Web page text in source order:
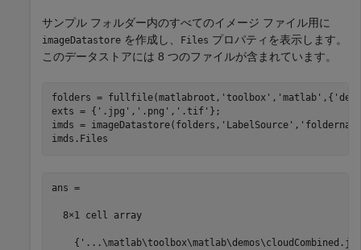
サンプル フォルダー内のすべてのイメージ ファイル用に
imageDatastore を作成し、 Files プロパティを表示します。
このデータストアには 8 つのファイルが含まれています。
folders = fullfile(matlabroot, 'toolbox' , 'matlab' ,{
exts = { '.jpg' , '.png' , '.tif' };
imds = imageDatastore(folders, 'LabelSource' ,
imds.Files
ans =
  8×1 cell array